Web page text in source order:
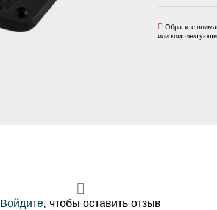
Обратите
или
Войдите, чтобы оставить отзыв